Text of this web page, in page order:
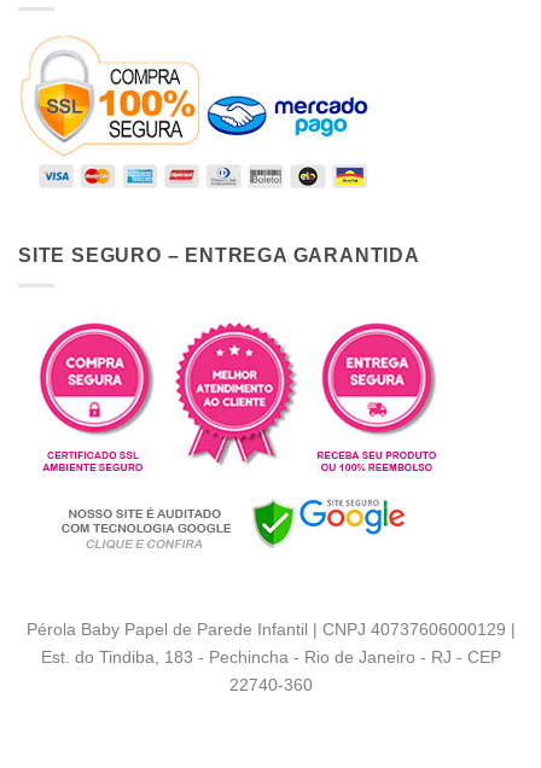
SITE SEGURO – ENTREGA GARANTIDA
Pérola Baby Papel de Parede Infantil | CNPJ 40737606000129 |
Est. do Tindiba, 183 - Pechincha - Rio de Janeiro - RJ - CEP
22740-360